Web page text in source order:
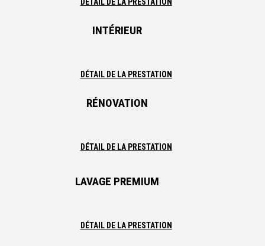
INTÉRIEUR
DÉTAIL DE LA PRESTATION
RÉNOVATION
DÉTAIL DE LA PRESTATION
LAVAGE PREMIUM
DÉTAIL DE LA PRESTATION